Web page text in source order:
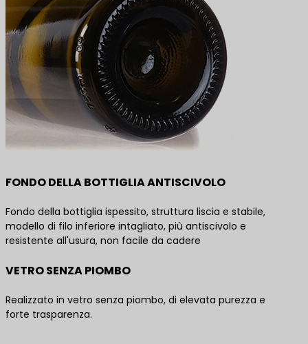
FONDO DELLA BOTTIGLIA ANTISCIVOLO
Fondo della bottiglia ispessito, struttura liscia e stabile,
modello di filo inferiore intagliato, più antiscivolo e
resistente all'usura, non facile da cadere
VETRO SENZA PIOMBO
Realizzato in vetro senza piombo, di elevata purezza e
forte trasparenza.